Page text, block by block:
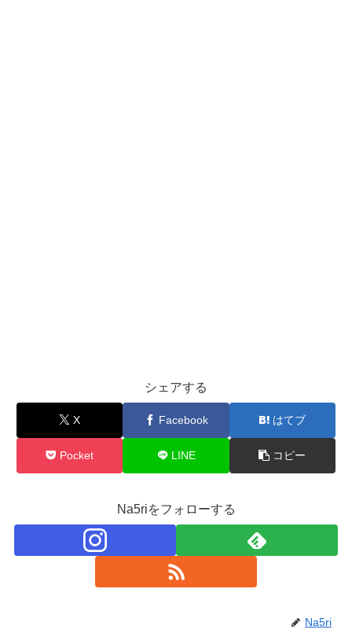
シェアする
X Facebook はてブ
Pocket LINE コピー
Na5riをフォローする
Na5ri